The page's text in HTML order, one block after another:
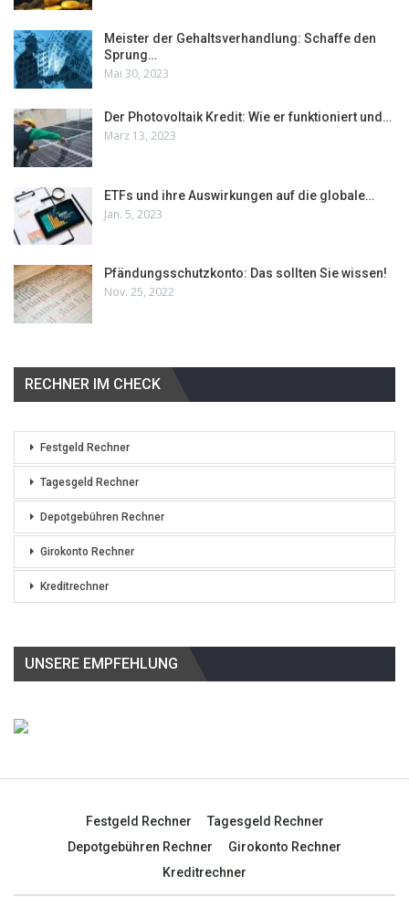
Meister der Gehaltsverhandlung: Schaffe den
Sprung…
Mai 30, 2023
Der Photovoltaik Kredit: Wie er funktioniert und…
März 13, 2023
ETFs und ihre Auswirkungen auf die globale…
Jan. 5, 2023
Pfändungsschutzkonto: Das sollten Sie wissen!
Nov. 25, 2022
RECHNER IM CHECK
Festgeld Rechner
Tagesgeld Rechner
Depotgebühren Rechner
Girokonto Rechner
Kreditrechner
UNSERE EMPFEHLUNG
Festgeld Rechner
Tagesgeld Rechner
Depotgebühren Rechner
Girokonto Rechner
Kreditrechner